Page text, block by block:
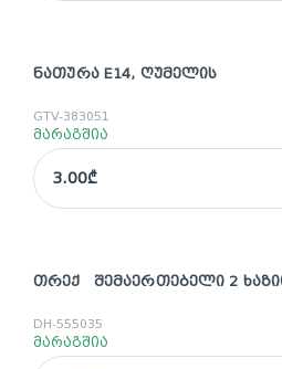
ᲜᲐᲗᲣᲠᲐ E14, ᲦᲣᲛᲔᲚᲘᲡ
GTV-383051
მარაგშია
3.00₾
sale
ᲗᲠᲔᲥ ᲨᲔᲛᲐᲔᲠᲗᲔᲑᲔᲚᲘ 2
DH-555035
მარაგშია